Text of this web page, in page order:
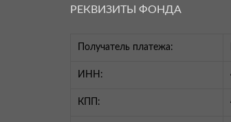
РЕКВИЗИТЫ ФОНДА
Получатель платежа:
ИНН:
КПП: